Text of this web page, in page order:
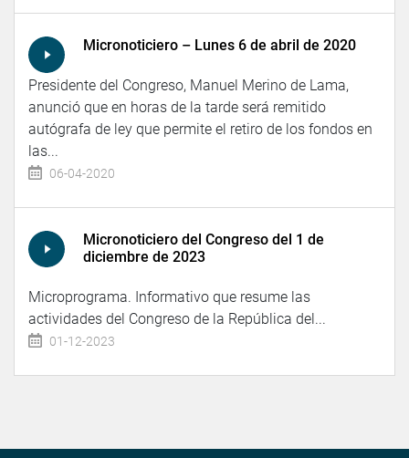
Micronoticiero – Lunes 6 de abril de 2020
Presidente del Congreso, Manuel Merino de Lama,
anunció que en horas de la tarde será remitido
autógrafa de ley que permite el retiro de los fondos en
las...
06-04-2020
Micronoticiero del Congreso del 1 de
diciembre de 2023
Microprograma. Informativo que resume las
actividades del Congreso de la República del...
01-12-2023